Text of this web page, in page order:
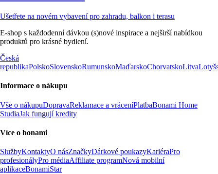
Ušetřete na novém vybavení pro zahradu, balkon i terasu
E-shop s každodenní dávkou (s)nové inspirace a nejširší nabídkou
produktů pro krásné bydlení.
Česká
republikaPolskoSlovenskoRumunskoMaďarskoChorvatskoLitva
Informace o nákupu
Vše o nákupuDopravaReklamace a vráceníPlatbaBonami Home
StudiaJak fungují kredity
Více o bonami
SlužbyKontaktyO násZnačkyDárkové poukazyKariéraPro
profesionályPro médiaAffiliate programNová mobilní
aplikaceBonamiStar